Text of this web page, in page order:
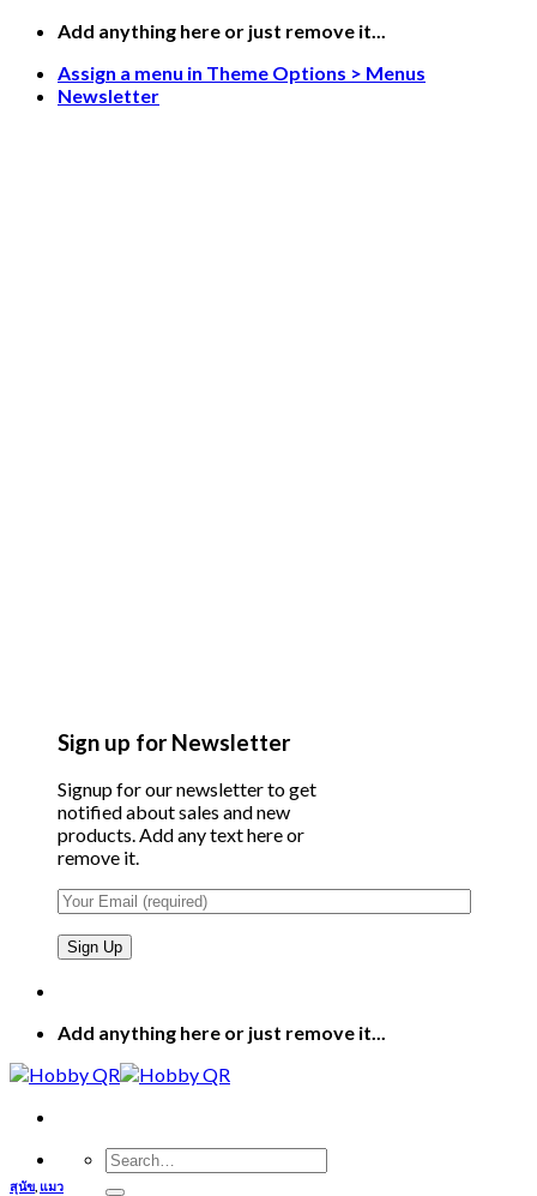
Skip
content
Add anything here or just remove it...
Assign a menu in Theme Options > Menus
Newsletter
Sign up for Newsletter
Signup for our newsletter to get
notified about sales and new
products. Add any text here or
remove it.
Add anything here or just remove it...
Search
for:
สุนัข แมว